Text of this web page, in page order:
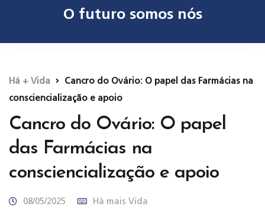
O futuro somos nós
Há + Vida
Cancro do Ovário: O papel das Farmácias na
consciencialização e apoio
Cancro do Ovário: O papel
das Farmácias na
consciencialização e apoio
08/05/2025
Há mais Vida